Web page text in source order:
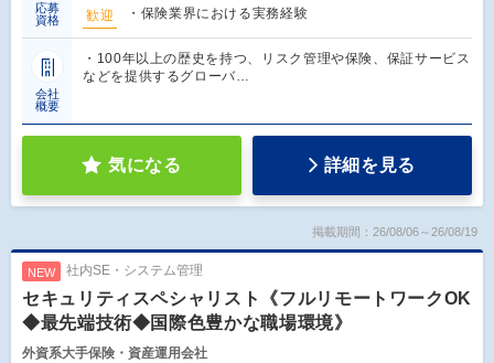
応募
資格
歓迎
・保険業界における実務経験
会社
概要
・100年以上の歴史を持つ、リスク管理や保険、保証サービス
などを提供するグローバ…
気になる 詳細を見る
掲載期間：26/08/06～26/08/19
NEW 社内SE・システム管理
セキュリティスペシャリスト《フルリモートワークOK
◆最先端技術◆国際色豊かな職場環境》
外資系大手保険・資産運用会社